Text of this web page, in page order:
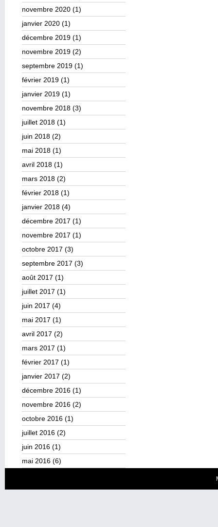
novembre 2020 (1)
janvier 2020 (1)
décembre 2019 (1)
novembre 2019 (2)
septembre 2019 (1)
février 2019 (1)
janvier 2019 (1)
novembre 2018 (3)
juillet 2018 (1)
juin 2018 (2)
mai 2018 (1)
avril 2018 (1)
mars 2018 (2)
février 2018 (1)
janvier 2018 (4)
décembre 2017 (1)
novembre 2017 (1)
octobre 2017 (3)
septembre 2017 (3)
août 2017 (1)
juillet 2017 (1)
juin 2017 (4)
mai 2017 (1)
avril 2017 (2)
mars 2017 (1)
février 2017 (1)
janvier 2017 (2)
décembre 2016 (1)
novembre 2016 (2)
octobre 2016 (1)
juillet 2016 (2)
juin 2016 (1)
mai 2016 (6)